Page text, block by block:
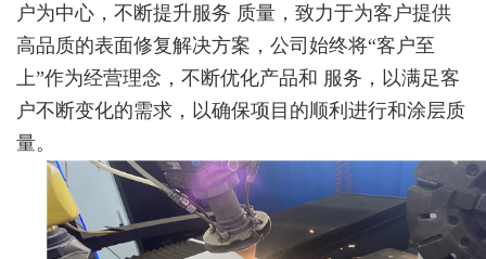
户为中心，不断提升服务 质量，致力于为客户提供
高品质的表面修复解决方案，公司始终将“客户至
上”作为经营理念，不断优化产品和 服务，以满足客
户不断变化的需求，以确保项目的顺利进行和涂层质
量。